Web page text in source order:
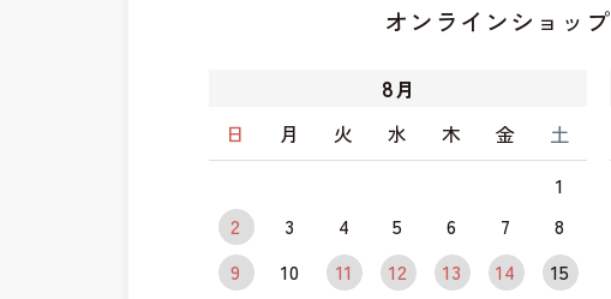
オンラインショップ
8月
日
月 火 水 木 金
土
1
2
3 4 5 6 7
8
9
10 11 12 13 14
15